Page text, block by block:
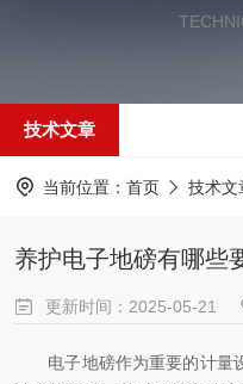
技术文章
当前位置： 首页 技术文
养护电子地磅有哪些
更新时间：2025-05-21
电子地磅作为重要的计量设